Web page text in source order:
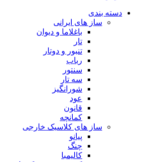
دسته بندی
ساز های ایرانی
باغلاما و دیوان
تار
تنبور و دوتار
رباب
سنتور
سه تار
شورانگیز
عود
قانون
کمانچه
ساز های کلاسیک خارجی
پیانو
چنگ
کالیمبا